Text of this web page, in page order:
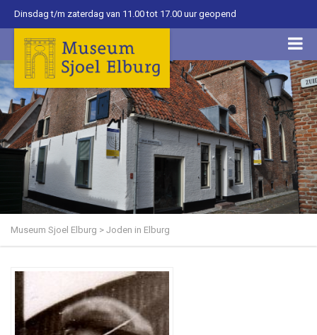
Dinsdag t/m zaterdag van 11.00 tot 17.00 uur geopend
Museum Sjoel Elburg > Joden in Elburg